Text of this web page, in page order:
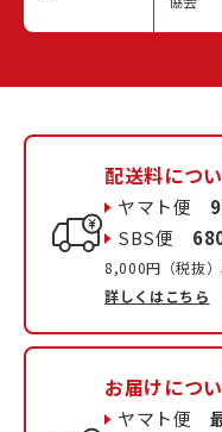
配送料につ
ヤマト便
SBS便
8,000円（税抜
詳しくはこちら
お届けにつ
ヤマト便